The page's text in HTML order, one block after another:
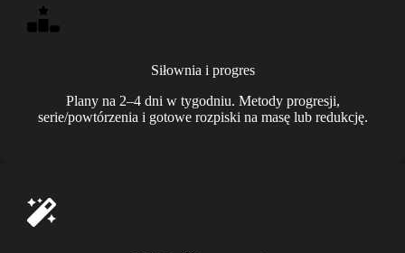
Siłownia i progres
Plany na 2–4 dni w tygodniu. Metody progresji,
serie/powtórzenia i gotowe rozpiski na masę lub redukcję.